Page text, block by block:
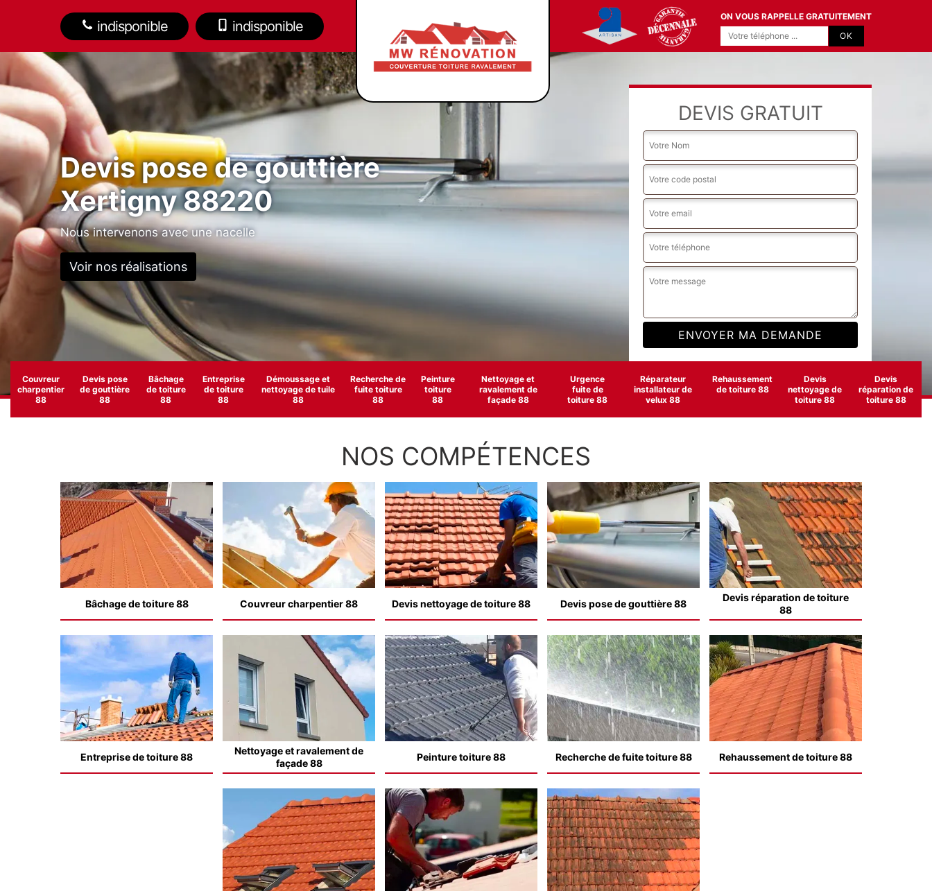
indisponible indisponible
ON VOUS RAPPELLE GRATUITEMENT
Devis pose de gouttière
Xertigny 88220
Nous intervenons avec une nacelle
Voir nos réalisations
DEVIS GRATUIT
Couvreur
charpentier
88
Devis pose
de gouttière
88
Bâchage
de toiture
88
Entreprise
de toiture
88
Démoussage et
nettoyage de tuile
88
Recherche de
fuite toiture
88
Peinture
toiture
88
Nettoyage et
ravalement de
façade 88
Urgence
fuite de
toiture 88
Réparateur
installateur de
velux 88
Rehaussement
de toiture 88
Devis
nettoyage de
toiture 88
Devis
réparation de
toiture 88
NOS COMPÉTENCES
Bâchage de toiture 88 Couvreur charpentier 88 Devis nettoyage de toiture 88 Devis pose de gouttière 88
Devis réparation de toiture
88
Entreprise de toiture 88
Nettoyage et ravalement de
façade 88
Peinture toiture 88 Recherche de fuite toiture 88 Rehaussement de toiture 88